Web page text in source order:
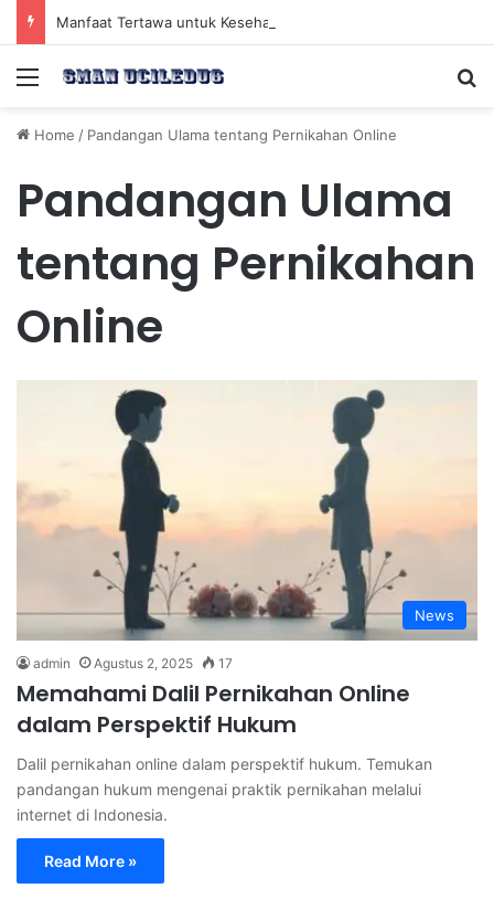
Menu
Home / Pandangan Ulama tentang Pernikahan Online
Pandangan Ulama
tentang Pernikahan
Online
News
admin Agustus 2, 2025 17
Memahami Dalil Pernikahan Online
dalam Perspektif Hukum
Dalil pernikahan online dalam perspektif hukum. Temukan
pandangan hukum mengenai praktik pernikahan melalui
internet di Indonesia.
Read More »